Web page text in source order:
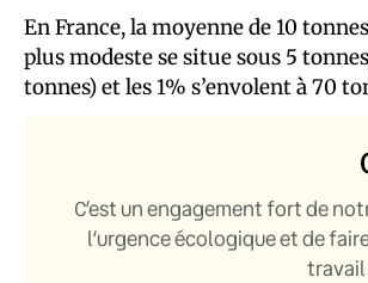
En France, la moyenne de 10
plus modeste se situe sous 5
tonnes) et les 1% s’envolent à 70
C’est un engagement fort de
l’urgence écologique et de
travail